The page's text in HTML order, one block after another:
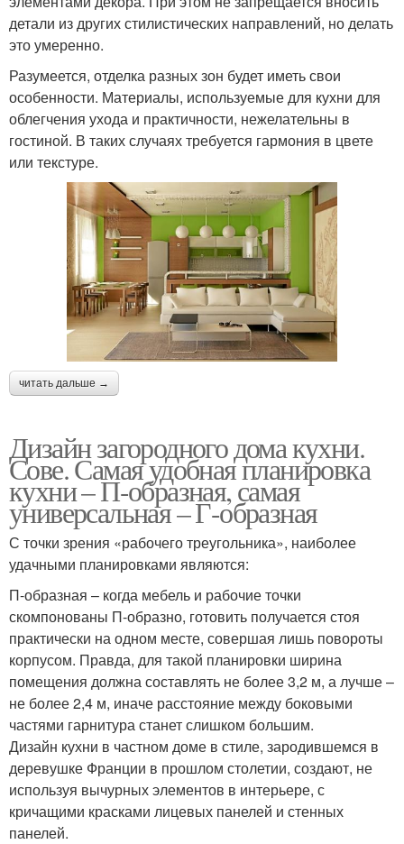
детали из других стилистических направлений, но делать
это умеренно.
Разумеется, отделка разных зон будет иметь свои
особенности. Материалы, используемые для кухни для
облегчения ухода и практичности, нежелательны в
гостиной. В таких случаях требуется гармония в цвете
или текстуре.
читать дальше →
Дизайн загородного дома кухни.
Сове. Самая удобная планировка
кухни – П-образная, самая
универсальная – Г-образная
С точки зрения «рабочего треугольника», наиболее
удачными планировками являются:
П-образная – когда мебель и рабочие точки
скомпонованы П-образно, готовить получается стоя
практически на одном месте, совершая лишь повороты
корпусом. Правда, для такой планировки ширина
помещения должна составлять не более 3,2 м, а лучше –
не более 2,4 м, иначе расстояние между боковыми
частями гарнитура станет слишком большим.
Дизайн кухни в частном доме в стиле, зародившемся в
деревушке Франции в прошлом столетии, создают, не
используя вычурных элементов в интерьере, с
кричащими красками лицевых панелей и стенных
панелей.